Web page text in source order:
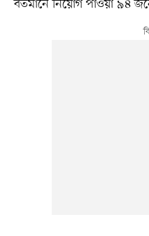
বর্তমানে নিয়োগ পাওয়া ৯৪